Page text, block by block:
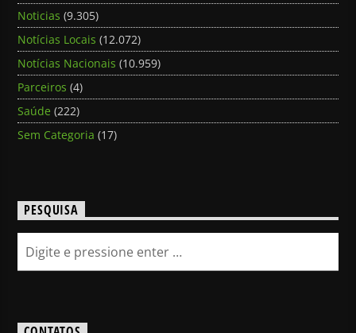
Noticias (9.305)
Notícias Locais (12.072)
Notícias Nacionais (10.959)
Parceiros (4)
Saúde (222)
Sem Categoria (17)
PESQUISA